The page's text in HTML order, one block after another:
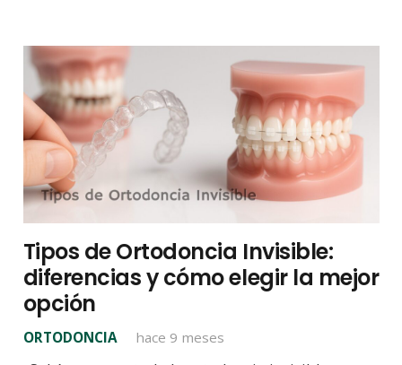
Tipos de Ortodoncia Invisible:
diferencias y cómo elegir la mejor
opción
ORTODONCIA hace 9 meses